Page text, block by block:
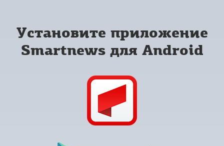
Установите приложение
Smartnews для Android